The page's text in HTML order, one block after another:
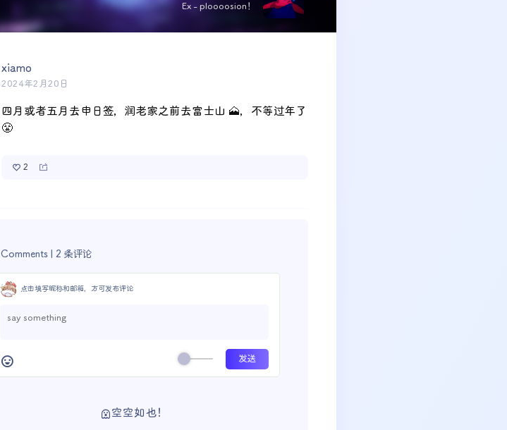
Ex - ploooosion！
xiamo
2024年2月20日
四月或者五月去申日签，润老家之前去富士山 🗻，不等过年了
😤
2
Comments | 2 条评论
点击填写昵称和邮箱，方可发布评论
空空如也！